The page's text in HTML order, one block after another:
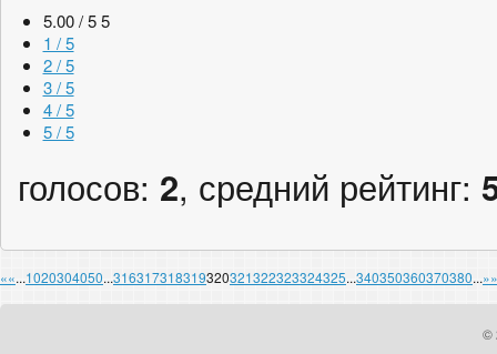
5.00 / 5 5
1 / 5
2 / 5
3 / 5
4 / 5
5 / 5
голосов: 2, средний рейтинг:
««...1020304050...316317318319320321322323324325...340350360370380...»»
©